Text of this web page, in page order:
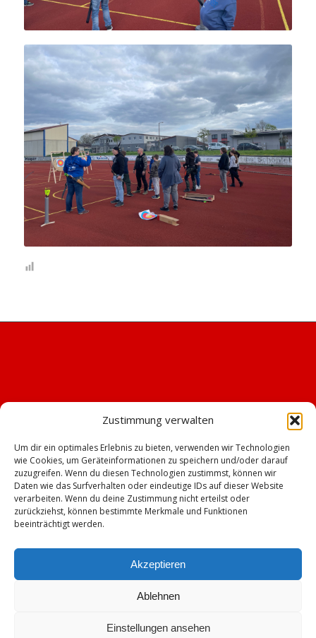
Zustimmung verwalten
Um dir ein optimales Erlebnis zu bieten, verwenden wir Technologien
wie Cookies, um Geräteinformationen zu speichern und/oder darauf
zuzugreifen. Wenn du diesen Technologien zustimmst, können wir
Daten wie das Surfverhalten oder eindeutige IDs auf dieser Website
verarbeiten. Wenn du deine Zustimmung nicht erteilst oder
zurückziehst, können bestimmte Merkmale und Funktionen
beeinträchtigt werden.
Akzeptieren
Ablehnen
Einstellungen ansehen
© Copyright - TSV Emskirchen -Enfold WordPress Theme by Kriesi
Datenschutz Cookie-Richtlinie (EU)